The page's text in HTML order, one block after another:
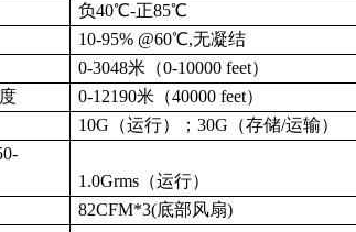
负40℃-正85℃
10-95% @60℃,无凝结
0-3048米（0-10000 feet）
0-12190米（40000 feet）
10G（运行）；30G（存储/运输）
1.0Grms（运行）
82CFM*3(底部风扇)